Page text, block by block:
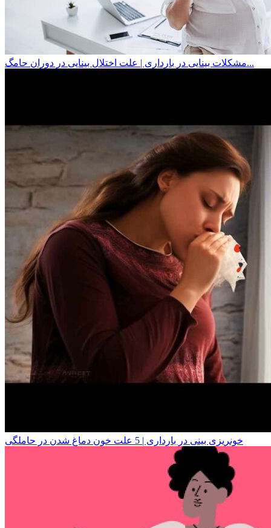
مشکلات بینایی در بارداری | علت اختلال بینایی در دوران حامگ...
خونریزی بینی در بارداری | 5 علت خون دماغ شدن در حاملگی